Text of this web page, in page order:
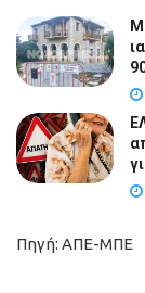
Πηγή: ΑΠΕ-ΜΠΕ